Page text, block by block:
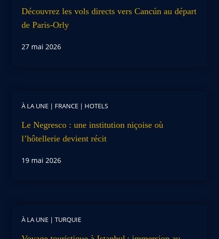
Découvrez les vols directs vers Cancún au départ
de Paris-Orly
27 mai 2026
À LA UNE | FRANCE | HOTELS
Le Negresco : une institution niçoise où
l’hôtellerie devient récit
19 mai 2026
À LA UNE | TURQUIE